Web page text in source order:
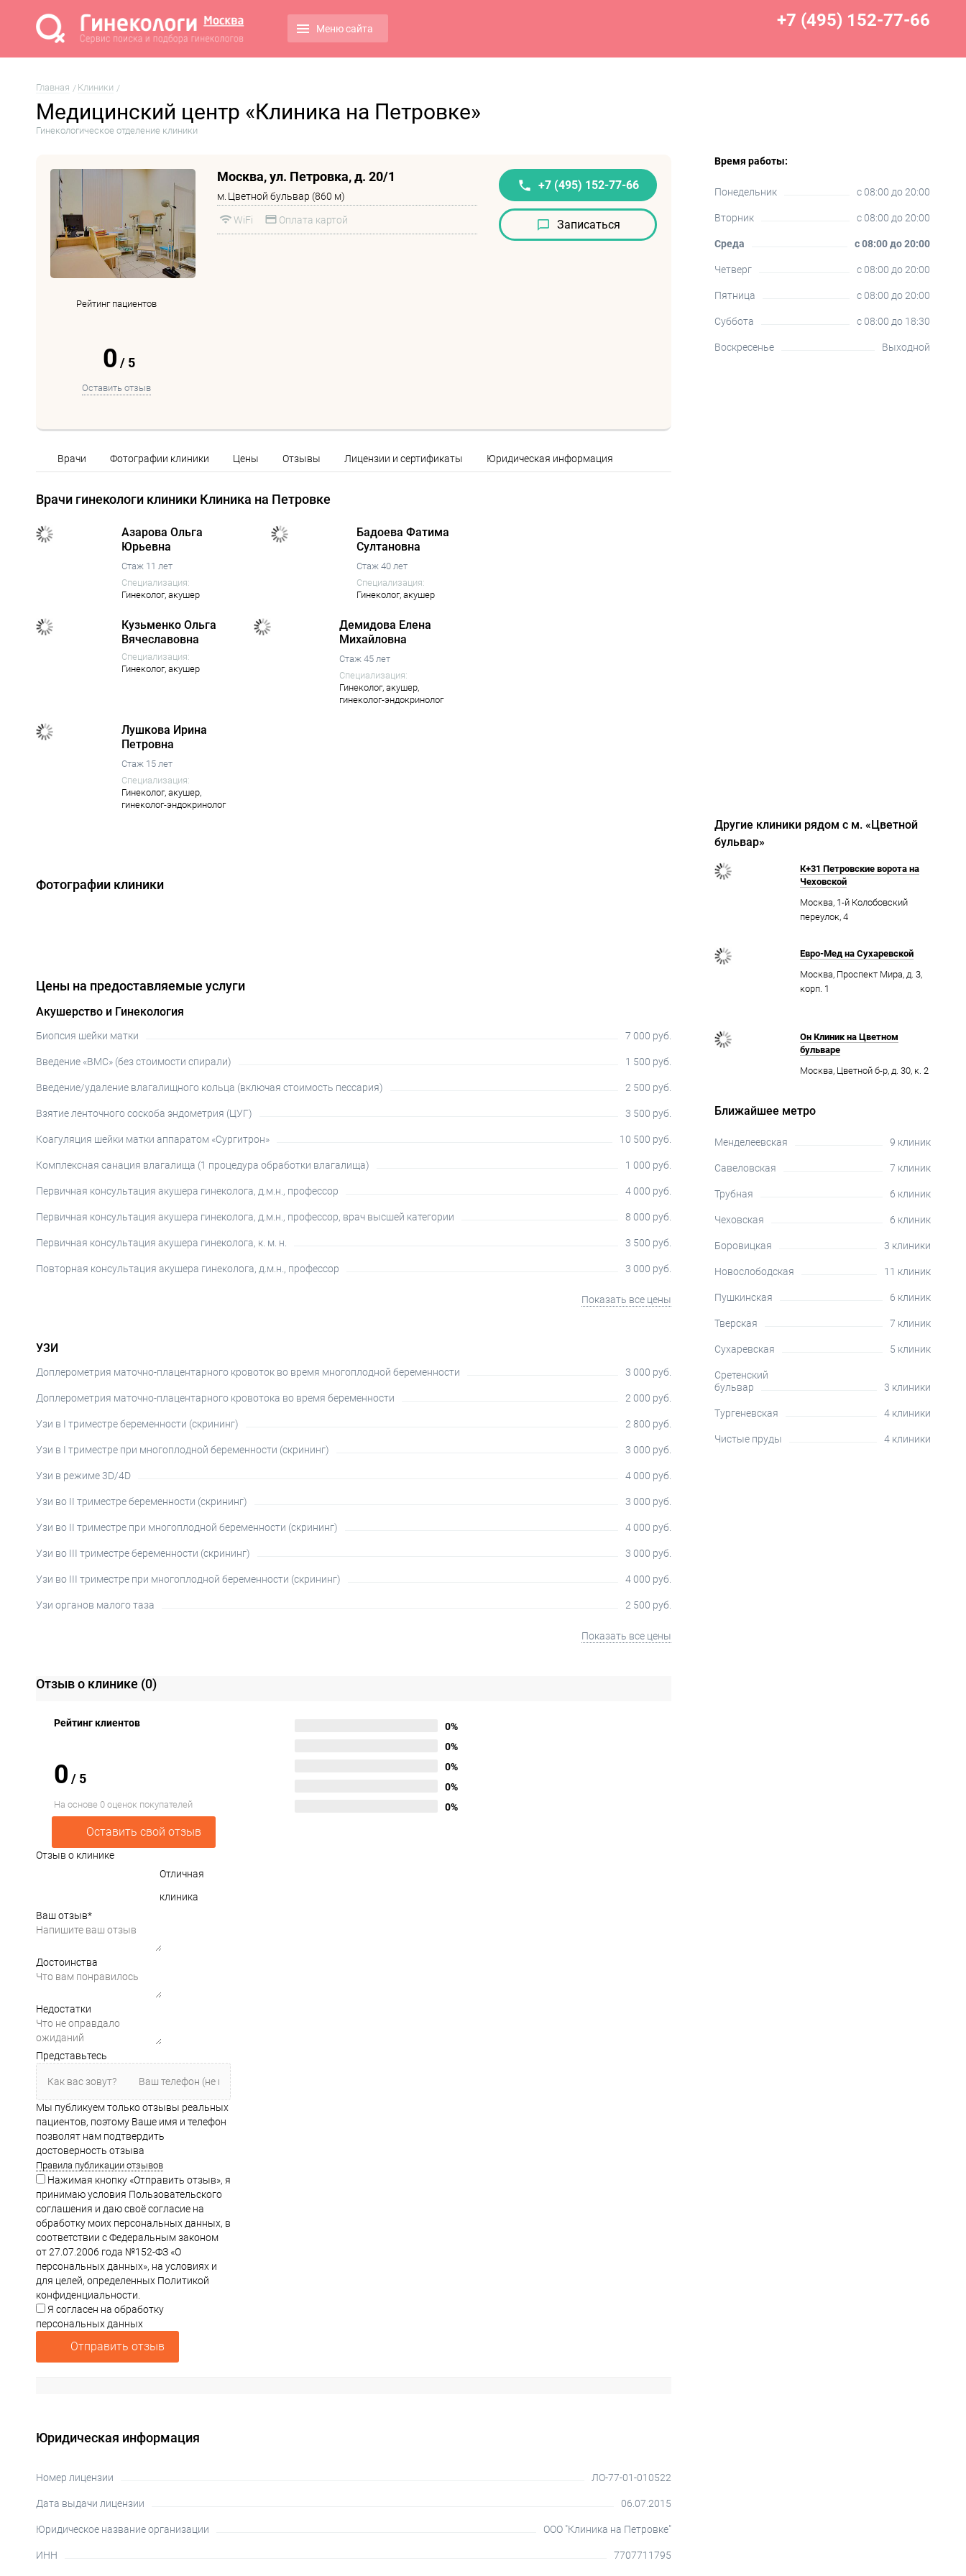
+7 (495) 152-77-66
Меню сайта
Главная Клиники
Медицинский центр «Клиника на Петровке»
Гинекологическое отделение клиники
Рейтинг пациентов
0 / 5
Оставить отзыв
Москва, ул. Петровка, д. 20/1
м. Цветной бульвар (860 м)
WiFi Оплата картой
+7 (495) 152-77-66
Записаться
Врачи Фотографии клиники Цены Отзывы Лицензии и сертификаты Юридическая информация
Врачи гинекологи клиники Клиника на Петровке
Азарова Ольга
Юрьевна
Стаж 11 лет
Специализация:
Гинеколог, акушер
Бадоева Фатима
Султановна
Стаж 40 лет
Специализация:
Гинеколог, акушер
Кузьменко Ольга
Вячеславовна
Специализация:
Гинеколог, акушер
Демидова Елена
Михайловна
Стаж 45 лет
Специализация:
Гинеколог, акушер,
гинеколог-эндокринолог
Лушкова Ирина
Петровна
Стаж 15 лет
Специализация:
Гинеколог, акушер,
гинеколог-эндокринолог
Фотографии клиники
Цены на предоставляемые услуги
Акушерство и Гинекология
Биопсия шейки матки 7 000 руб.
Введение «ВМС» (без стоимости спирали) 1 500 руб.
Введение/удаление влагалищного кольца (включая стоимость пессария) 2 500 руб.
Взятие ленточного соскоба эндометрия (ЦУГ) 3 500 руб.
Коагуляция шейки матки аппаратом «Сургитрон» 10 500 руб.
Комплексная санация влагалища (1 процедура обработки влагалища) 1 000 руб.
Первичная консультация акушера гинеколога, д.м.н., профессор 4 000 руб.
Первичная консультация акушера гинеколога, д.м.н., профессор, врач высшей категории 8 000 руб.
Первичная консультация акушера гинеколога, к. м. н. 3 500 руб.
Повторная консультация акушера гинеколога, д.м.н., профессор 3 000 руб.
Показать все цены
УЗИ
Доплерометрия маточно-плацентарного кровоток во время многоплодной беременности 3 000 руб.
Доплерометрия маточно-плацентарного кровотока во время беременности 2 000 руб.
Узи в I триместре беременности (скрининг) 2 800 руб.
Узи в I триместре при многоплодной беременности (скрининг) 3 000 руб.
Узи в режиме 3D/4D 4 000 руб.
Узи во II триместре беременности (скрининг) 3 000 руб.
Узи во II триместре при многоплодной беременности (скрининг) 4 000 руб.
Узи во III триместре беременности (скрининг) 3 000 руб.
Узи во III триместре при многоплодной беременности (скрининг) 4 000 руб.
Узи органов малого таза 2 500 руб.
Показать все цены
Отзыв о клинике (0)
Рейтинг клиентов
0 / 5
На основе 0 оценок покупателей
0%
0%
0%
0%
0%
Оставить свой отзыв
Отзыв о клинике
Отличная
клиника
Ваш отзыв*
Достоинства
Недостатки
Представьтесь
Мы публикуем только отзывы реальных
пациентов, поэтому Ваше имя и телефон
позволят нам подтвердить
достоверность отзыва
Правила публикации отзывов
Нажимая кнопку «Отправить отзыв», я
принимаю условия Пользовательского
соглашения и даю своё согласие на
обработку моих персональных данных, в
соответствии с Федеральным законом
от 27.07.2006 года №152-ФЗ «О
персональных данных», на условиях и
для целей, определенных Политикой
конфиденциальности.
Я согласен на обработку
персональных данных
Отправить отзыв
Юридическая информация
Номер лицензии ЛО-77-01-010522
Дата выдачи лицензии 06.07.2015
Юридическое название организации ООО "Клиника на Петровке"
ИНН 7707711795
Время работы:
Понедельник c 08:00 до 20:00
Вторник c 08:00 до 20:00
Среда c 08:00 до 20:00
Четверг c 08:00 до 20:00
Пятница c 08:00 до 20:00
Суббота c 08:00 до 18:30
Воскресенье Выходной
Другие клиники рядом с м. «Цветной
бульвар»
К+31 Петровские ворота на
Чеховской
Москва, 1-й Колобовский
переулок, 4
Евро-Мед на Сухаревской
Москва, Проспект Мира, д. 3,
корп. 1
Он Клиник на Цветном
бульваре
Москва, Цветной б-р, д. 30, к. 2
Ближайшее метро
Менделеевская 9 клиник
Савеловская 7 клиник
Трубная 6 клиник
Чеховская 6 клиник
Боровицкая 3 клиники
Новослободская 11 клиник
Пушкинская 6 клиник
Тверская 7 клиник
Сухаревская 5 клиник
Сретенский
бульвар
3 клиники
Тургеневская 4 клиники
Чистые пруды 4 клиники